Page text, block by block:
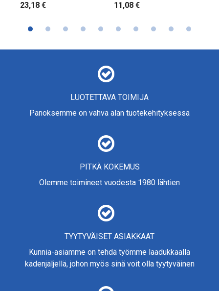
23,18 €
11,08 €
LUOTETTAVA TOIMIJA
Panoksemme on vahva alan tuotekehityksessä
PITKÄ KOKEMUS
Olemme toimineet vuodesta 1980 lähtien
TYYTYVÄISET ASIAKKAAT
Kunnia-asiamme on tehdä työmme laadukkaalla
kädenjäljellä, johon myös sinä voit olla tyytyväinen